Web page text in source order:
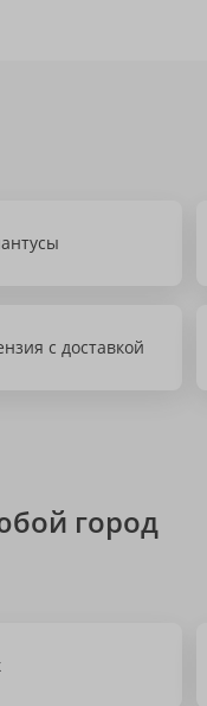
с доставкой
город